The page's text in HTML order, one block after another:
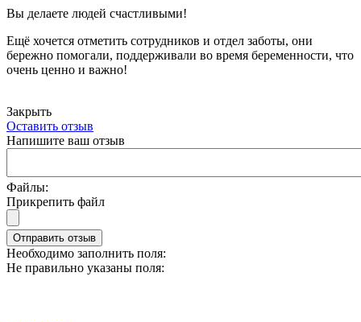
Вы делаете людей счастливыми!
Ещё хочется отметить сотрудников и отдел заботы, они
бережно помогали, поддерживали во время беременности, что
очень ценно и важно!
Закрыть
Оставить отзыв
Напишите ваш отзыв
Файлы:
Прикрепить файл
Отправить отзыв
Необходимо заполнить поля:
Не правильно указаны поля: